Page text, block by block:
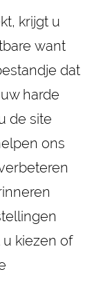
krijgt u
want
dat
harde
de site
ons
kiezen of